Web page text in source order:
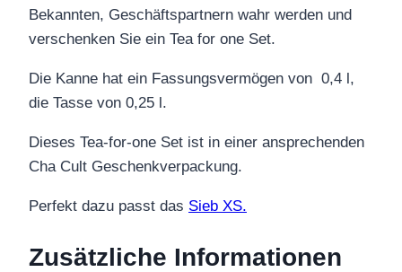
Bekannten, Geschäftspartnern wahr werden und
verschenken Sie ein Tea for one Set.
Die Kanne hat ein Fassungsvermögen von 0,4 l,
die Tasse von 0,25 l.
Dieses Tea-for-one Set ist in einer ansprechenden
Cha Cult Geschenkverpackung.
Perfekt dazu passt das Sieb XS.
Zusätzliche Informationen